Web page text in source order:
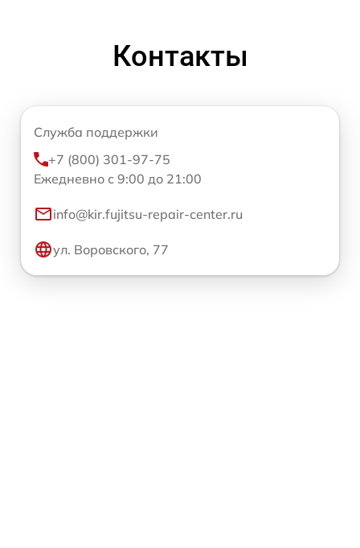
Контакты
Служба поддержки
+7 (800) 301-97-75
Ежедневно с 9:00 до 21:00
info@kir.fujitsu-repair-center.ru
ул. Воровского, 77